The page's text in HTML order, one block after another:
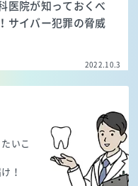
医院が知っておくべ
サイバー犯罪の脅威
2022.10.3
いこ
！